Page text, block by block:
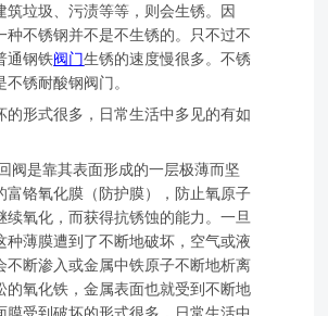
筑垃圾、污渍等等，则会生锈。因
种不锈钢并不是不生锈的。只不过不
通钢铁阀门生锈的速度慢很多。不锈
锈耐酸钢阀门。
的形式很多，日常生活中多见的有如
阀是靠其表面形成的一层极薄而坚
富铬氧化膜（防护膜），防止氧原子
续氧化，而获得抗锈蚀的能力。一旦
种薄膜遭到了不断地破坏，空气或液
不断渗入或金属中铁原子不断地析离
的氧化铁，金属表面也就受到不断地